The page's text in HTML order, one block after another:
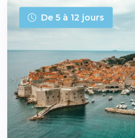
De 5 à 12 jours